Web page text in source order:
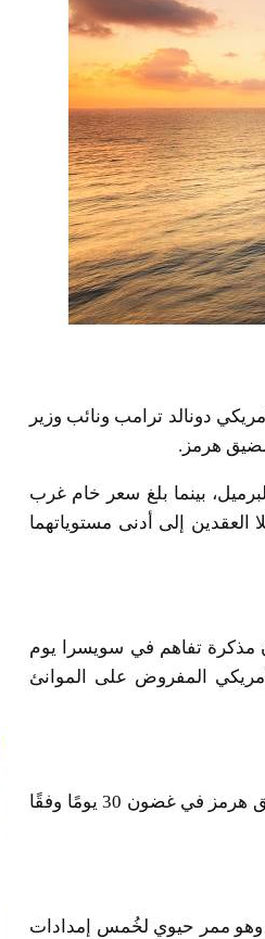
دونالد ترامب ونائب وزير
مضيق هرمز.
برنت بمقدار 4.08 دولار، أو 4.7%، لتصل إلى 83.25 دولارًا للبرميل، بينما بلغ سعر خام غرب
بانخفاض قدره 4.35 دولار، أو 5.1%. وانخفض كلا العقدين إلى أدنى مستوياتهما
مذكرة تفاهم في سويسرا يوم
المفروض على الموانئ
وذكرت وكالة أنباء مهر الإيرانية شبه الرسمية أن مسودة الاتفاق تنص على إعادة فتح مضيق هرمز في غضون 30 يومًا وفقًا
وهو ممر حيوي لخُمس إمدادات